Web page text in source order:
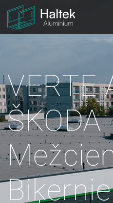
VERTE
ŠKODA